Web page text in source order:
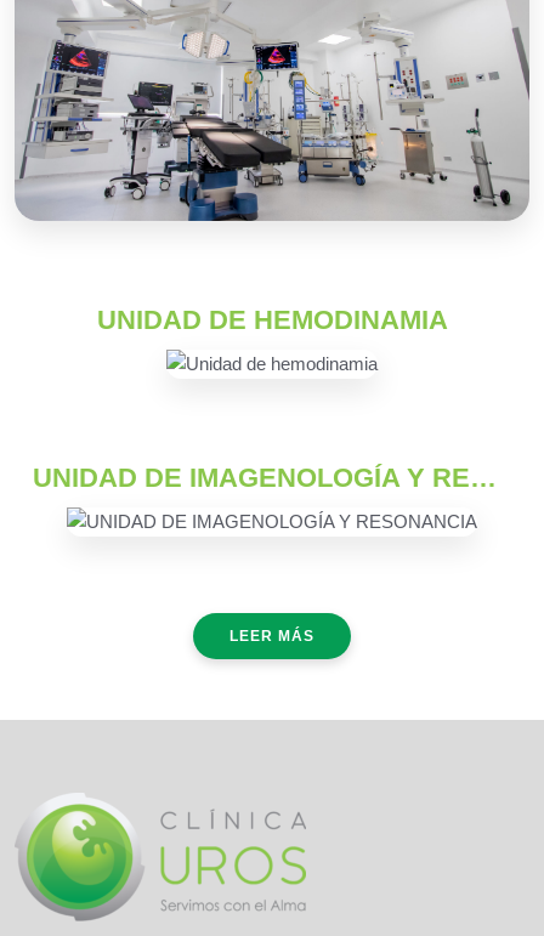
UNIDAD DE HEMODINAMIA
UNIDAD DE IMAGENOLOGÍA Y RESONANCIA
LEER MÁS